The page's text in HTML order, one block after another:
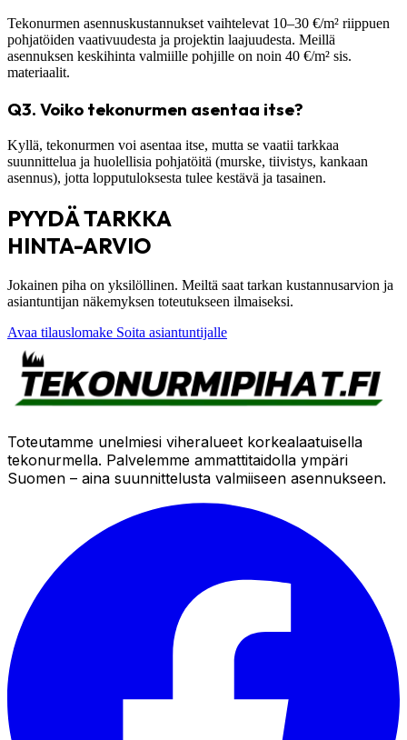
Tekonurmen asennuskustannukset vaihtelevat 10–30 €/m² riippuen
pohjatöiden vaativuudesta ja projektin laajuudesta. Meillä
asennuksen keskihinta valmiille pohjille on noin 40 €/m² sis.
materiaalit.
Q3. Voiko tekonurmen asentaa itse?
Kyllä, tekonurmen voi asentaa itse, mutta se vaatii tarkkaa
suunnittelua ja huolellisia pohjatöitä (murske, tiivistys, kankaan
asennus), jotta lopputuloksesta tulee kestävä ja tasainen.
PYYDÄ TARKKA
HINTA-ARVIO
Jokainen piha on yksilöllinen. Meiltä saat tarkan kustannusarvion ja
asiantuntijan näkemyksen toteutukseen ilmaiseksi.
Avaa tilauslomake Soita asiantuntijalle
Toteutamme unelmiesi viheralueet korkealaatuisella
tekonurmella. Palvelemme ammattitaidolla ympäri
Suomen – aina suunnittelusta valmiiseen asennukseen.